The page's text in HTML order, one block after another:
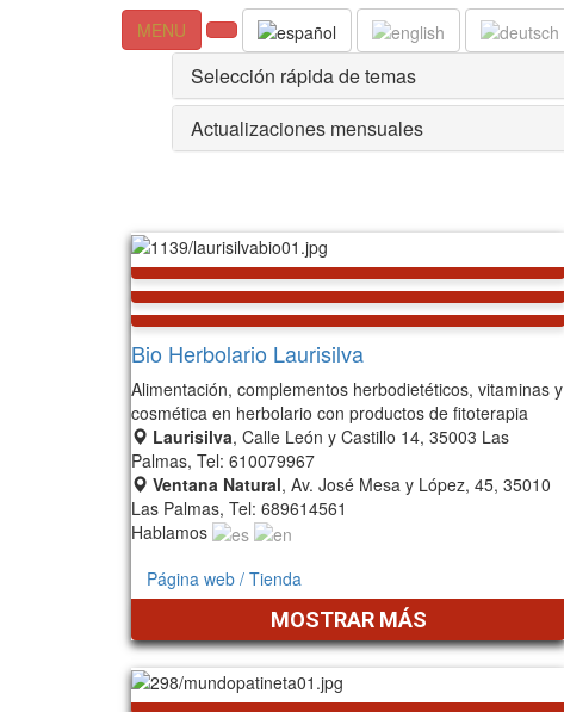
MENU
Selección rápida de temas
Actualizaciones mensuales
Bio Herbolario Laurisilva
Alimentación, complementos herbodietéticos, vitaminas y
cosmética en herbolario con productos de fitoterapia
Laurisilva, Calle León y Castillo 14, 35003 Las
Palmas, Tel: 610079967
Ventana Natural, Av. José Mesa y López, 45, 35010
Las Palmas, Tel: 689614561
Hablamos
Página web / Tienda
MOSTRAR MÁS